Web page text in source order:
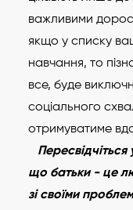
важливими
якщо у списку
навчання, то
все, буде
соціального
отримуватиме
що батьки - це
зі своїми